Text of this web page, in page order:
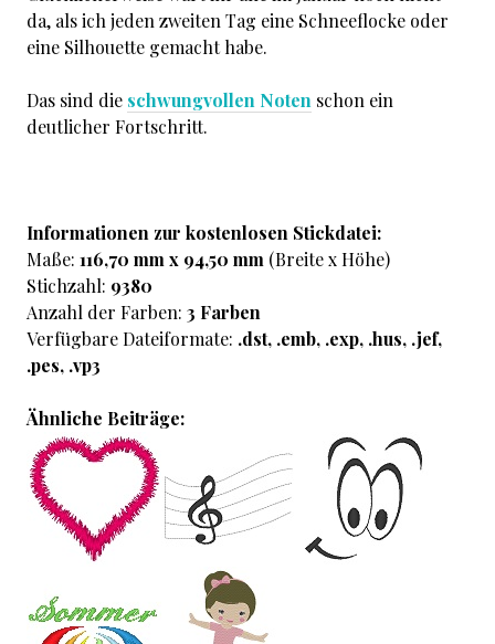
da, als ich jeden zweiten Tag eine Schneeflocke oder
eine Silhouette gemacht habe.
Das sind die schwungvollen Noten schon ein
deutlicher Fortschritt.
Informationen zur kostenlosen Stickdatei:
Maße: 116,70 mm x 94,50 mm (Breite x Höhe)
Stichzahl: 9380
Anzahl der Farben: 3 Farben
Verfügbare Dateiformate: .dst, .emb, .exp, .hus, .jef,
.pes, .vp3
Ähnliche Beiträge: